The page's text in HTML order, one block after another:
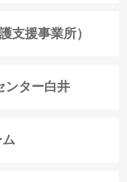
支援事業所）
ンター白井
ム